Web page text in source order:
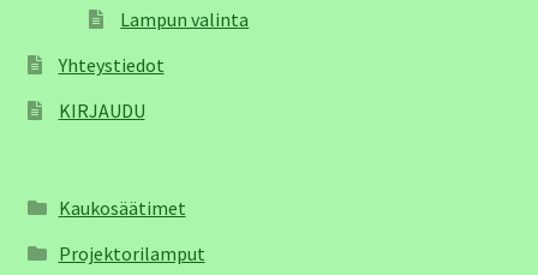
Lampun valinta
Yhteystiedot
KIRJAUDU
Kaukosäätimet
Projektorilamput